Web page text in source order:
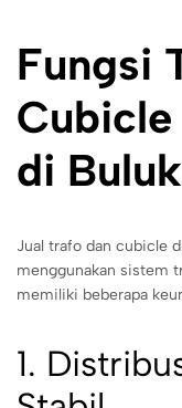
Fungsi
di
Jual trafo dan cubicle
menggunakan sistem
memiliki beberapa
1.